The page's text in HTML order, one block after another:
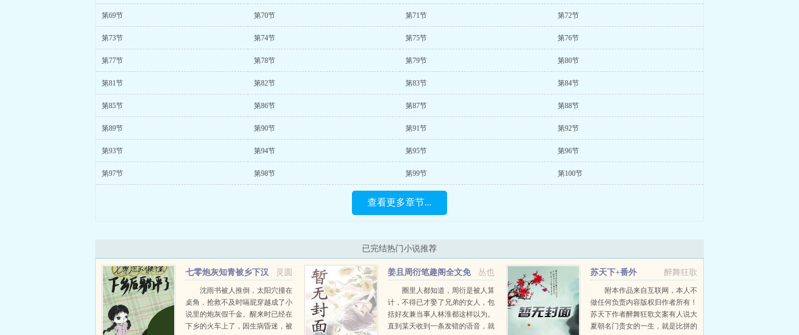
第69节 第70节 第71节 第72节
第73节 第74节 第75节 第76节
第77节 第78节 第79节 第80节
第81节 第82节 第83节 第84节
第85节 第86节 第87节 第88节
第89节 第90节 第91节 第92节
第93节 第94节 第95节 第96节
第97节 第98节 第99节 第100节
查看更多章节...
已完结热门小说推荐
灵圆
七零炮灰知青被乡下汉
子缠上了
沈雨书被人推倒，太阳穴撞在
桌角，抢救不及时嗝屁穿越成了小
说里的炮灰假千金。醒来时已经在
下乡的火车上了，因生病昏迷，被
丛也
姜且周衍笔趣阁全文免
费阅读圈里人都知道，周衍是被人算
计，不得已才娶了兄弟的女人，包
括好友兼当事人林淮都这样以为。
直到某天收到一条发错的语音，就
醉舞狂歌
苏天下+番外
附本作品来自互联网，本人不
做任何负责内容版权归作者所有！
苏天下作者醉舞狂歌文案有人说大
夏朝名门贵女的一生，就是比拼的